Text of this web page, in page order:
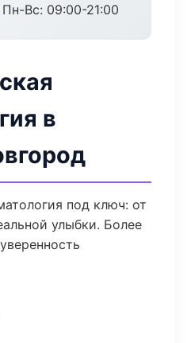
Пн-Вс: 09:00-21:00
в
под ключ: от
улыбки. Более